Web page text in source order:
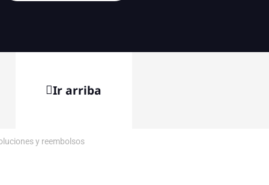
Ir arriba
y reembolsos